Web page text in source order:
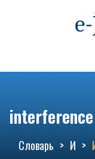
Словарь И